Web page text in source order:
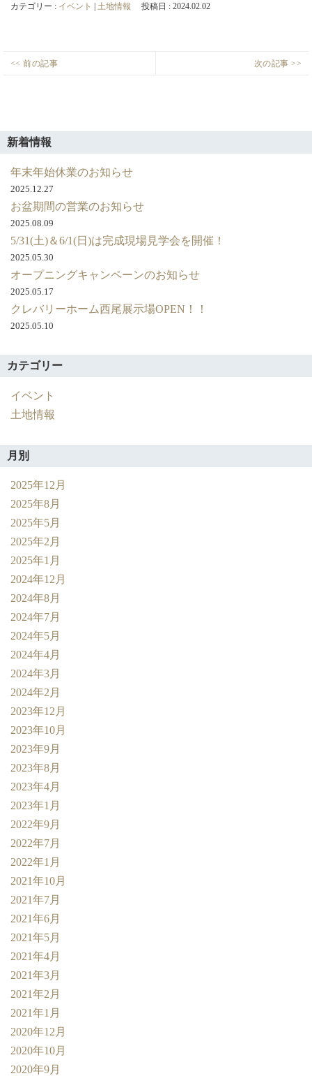
カテゴリー : イベント 土地情報 投稿日 : 2024.02.02
投
ゲ
ー
シ
ョ
ン
<< 前の記事
和
町
建
売
報
次の記事 >>
決
ー
🎁
新着情報
年末年始休業のお知らせ
2025.12.27
お盆期間の営業のお知らせ
2025.08.09
5/31(土)＆6/1(日)は完成現場見学会を開催！
2025.05.30
オープニングキャンペーンのお知らせ
2025.05.17
クレバリーホーム西尾展示場OPEN！！
2025.05.10
カテゴリー
イベント
土地情報
月別
2025年12月
2025年8月
2025年5月
2025年2月
2025年1月
2024年12月
2024年8月
2024年7月
2024年5月
2024年4月
2024年3月
2024年2月
2023年12月
2023年10月
2023年9月
2023年8月
2023年4月
2023年1月
2022年9月
2022年7月
2022年1月
2021年10月
2021年7月
2021年6月
2021年5月
2021年4月
2021年3月
2021年2月
2021年1月
2020年12月
2020年10月
2020年9月